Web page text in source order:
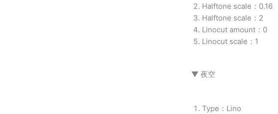
Halftone scale：0.16
Halftone scale：2
Linocut amount：0
Linocut scale：1
▼ 夜空
Type：Lino